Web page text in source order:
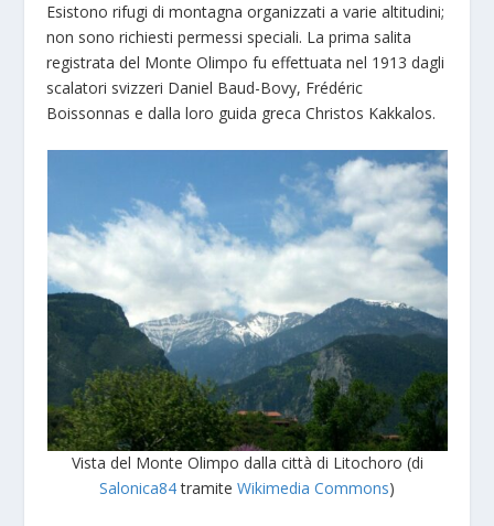
Esistono rifugi di montagna organizzati a varie altitudini;
non sono richiesti permessi speciali. La prima salita
registrata del Monte Olimpo fu effettuata nel 1913 dagli
scalatori svizzeri Daniel Baud-Bovy, Frédéric
Boissonnas e dalla loro guida greca Christos Kakkalos.
Vista del Monte Olimpo dalla città di Litochoro (di
Salonica84tramite Wikimedia Commons)